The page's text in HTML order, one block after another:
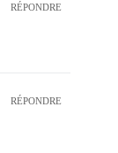
RÉPONDRE
RÉPONDRE